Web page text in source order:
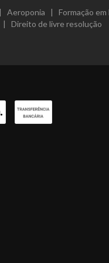
Aeroponia | Formação
| Direito de livre resolução